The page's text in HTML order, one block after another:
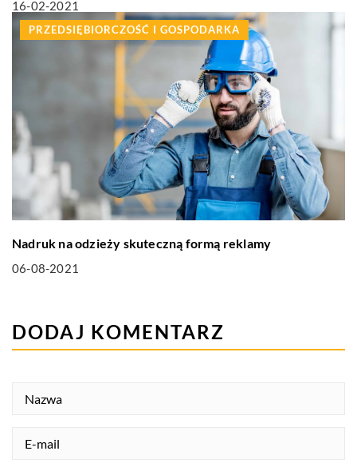
16-02-2021
PRZEDSIĘBIORCZOŚĆ I GOSPODARKA
Nadruk na odzieży skuteczną formą reklamy
06-08-2021
DODAJ KOMENTARZ